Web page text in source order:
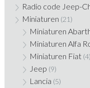
Radio code Jeep-
Miniaturen (21)
Miniaturen
Miniaturen Alfa
Miniaturen Fiat (4)
Jeep (9)
Lancia (5)